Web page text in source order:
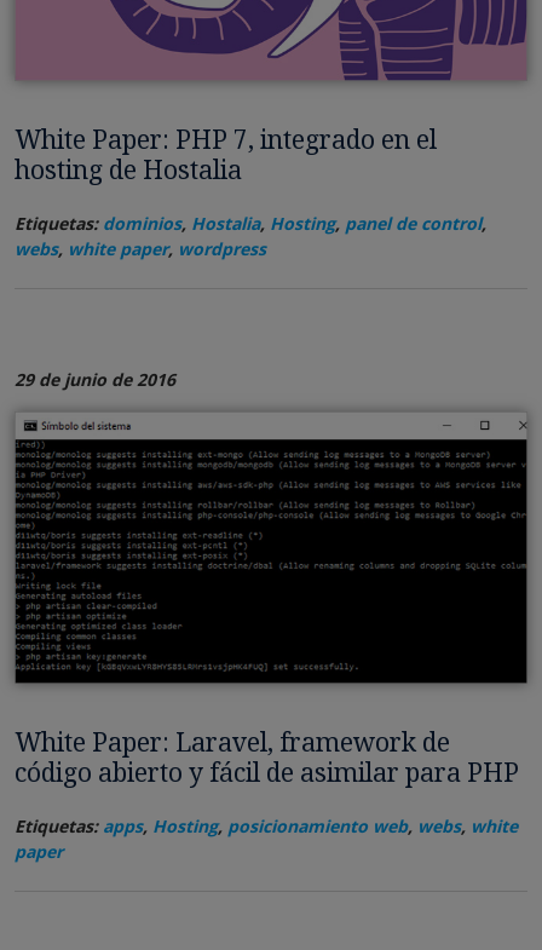
White Paper: PHP 7, integrado en el
hosting de Hostalia
Etiquetas: dominios, Hostalia, Hosting, panel de control,
webs, white paper, wordpress
29 de junio de 2016
White Paper: Laravel, framework de
código abierto y fácil de asimilar para PHP
Etiquetas: apps, Hosting, posicionamiento web, webs, white
paper